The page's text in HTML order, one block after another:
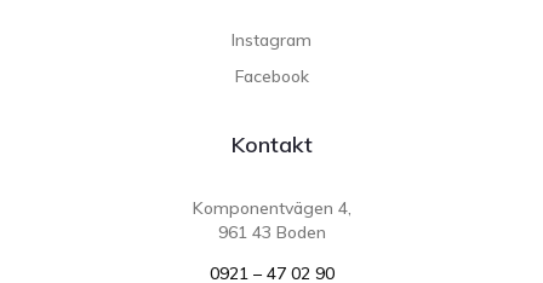
Instagram
Facebook
Kontakt
Komponentvägen 4,
961 43 Boden
0921 – 47 02 90